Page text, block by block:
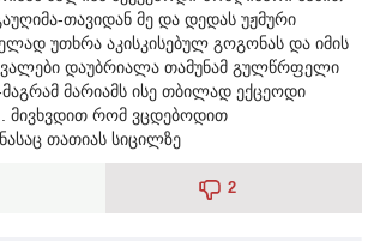
თავიდან მე და დედას უჟმური
უთხრა აკისკისებულ გოგონას და იმის
დაუბრიალა თამუნამ გულწრფელი
მარიამს ისე თბილად ექცეოდი
მივხვდით რომ ვცდებოდით
თათიას სიცილზე
2